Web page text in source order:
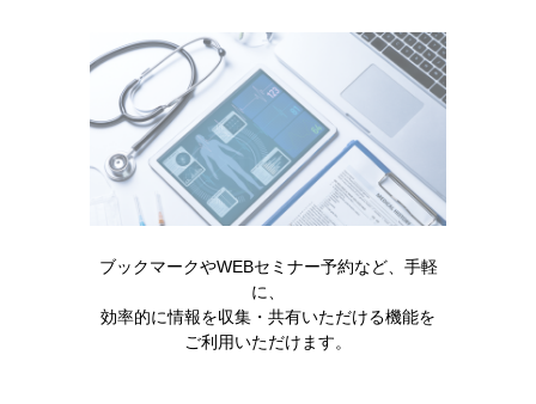
患者さんサポート資材
製品に関する資料
患者さんへ（2022年3月）
ブックマークやWEBセミナー予約など、手軽
に、
効率的に情報を収集・共有いただける機能を
ご利用いただけます。